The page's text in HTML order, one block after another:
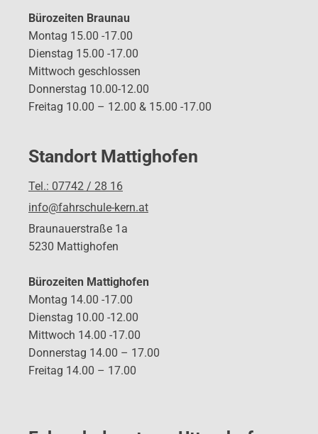
Bürozeiten Braunau
Montag 15.00 -17.00
Dienstag 15.00 -17.00
Mittwoch geschlossen
Donnerstag 10.00-12.00
Freitag 10.00 – 12.00 & 15.00 -17.00
Standort Mattighofen
Tel.: 07742 / 28 16
info@fahrschule-kern.at
Braunauerstraße 1a
5230 Mattighofen
Bürozeiten Mattighofen
Montag 14.00 -17.00
Dienstag 10.00 -12.00
Mittwoch 14.00 -17.00
Donnerstag 14.00 – 17.00
Freitag 14.00 – 17.00